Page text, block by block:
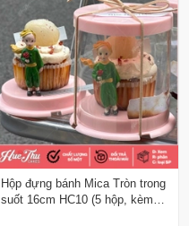
Hộp đựng bánh Mica Tròn trong
suốt 16cm HC10 (5 hộp, kèm